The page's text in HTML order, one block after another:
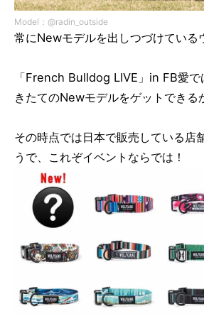
Model：@radin_outside
常にNewモデルを出しつづけている
「French Bulldog LIVE」in FB愛で
きたてのNewモデルをゲットできる
その時点では日本で販売している店
うで、これぞイベントならでは！